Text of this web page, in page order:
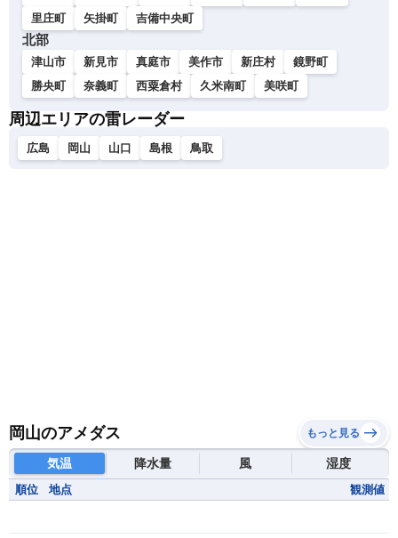
里庄町
矢掛町 吉備中央町
北部
津山市 新見市 真庭市 美作市 新庄村
鏡野町
勝央町
奈義町 西粟倉村 久米南町 美咲町
周辺エリアの雷レーダー
広島 岡山 山口 島根 鳥取
岡山のアメダス もっと見る
気温 降水量 風 湿度
順位 地点 観測値